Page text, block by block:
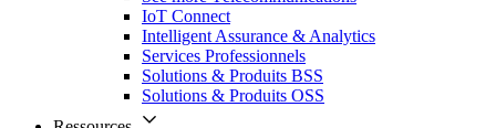
IoT Connect
Intelligent Assurance & Analytics
Services Professionnels
Solutions & Produits BSS
Solutions & Produits OSS